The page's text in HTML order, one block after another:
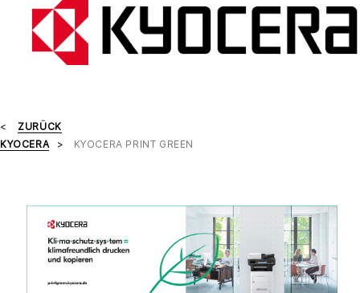
ZURÜCK
KYOCERA
KYOCERA PRINT GREEN